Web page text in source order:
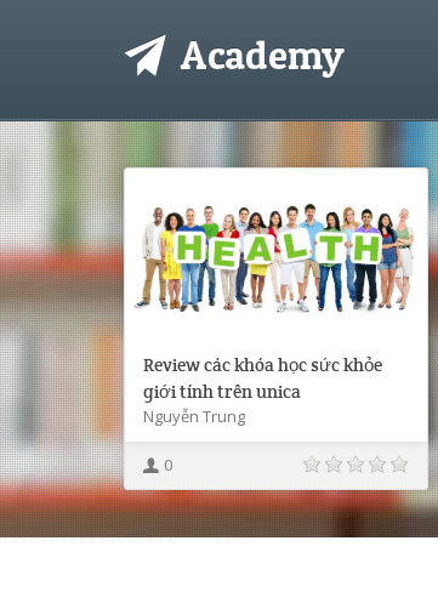
Review các khóa học sức khỏe
giới tính trên unica
Nguyễn Trung
0